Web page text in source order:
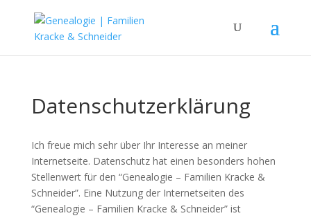
Datenschutzerklärung
Ich freue mich sehr über Ihr Interesse an meiner
Internetseite. Datenschutz hat einen besonders hohen
Stellenwert für den “Genealogie – Familien Kracke &
Schneider”. Eine Nutzung der Internetseiten des
“Genealogie – Familien Kracke & Schneider” ist